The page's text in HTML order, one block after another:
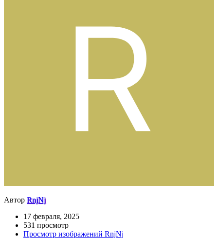
Автор RnjNj
17 февраля, 2025
531 просмотр
Просмотр изображений RnjNj